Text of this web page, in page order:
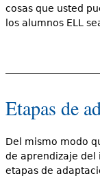
cosas que usted
los alumnos ELL
Etapas de
Del mismo modo
de aprendizaje del
etapas de